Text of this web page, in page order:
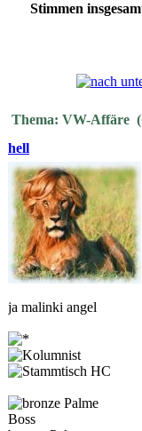
Stimmen
Thema: VW-Affäre
hell
ja malinki angel
Boss